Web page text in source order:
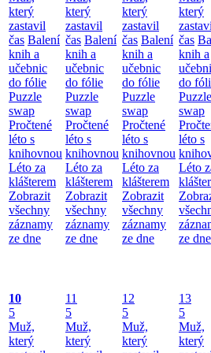
který
zastavil
čas Balení
knih a
učebnic
do fólie
Puzzle
swap
Pročtené
léto s
knihovnou
Léto za
klášterem
Zobrazit
všechny
záznamy
ze dne
který
zastavil
čas Balení
knih a
učebnic
do fólie
Puzzle
swap
Pročtené
léto s
knihovnou
Léto za
klášterem
Zobrazit
všechny
záznamy
ze dne
který
zastavil
čas Balení
knih a
učebnic
do fólie
Puzzle
swap
Pročtené
léto s
knihovnou
Léto za
klášterem
Zobrazit
všechny
záznamy
ze dne
který
čas
knih a
do
Puzzle
swap
léto s
Léto
ze dne
10
5
Muž,
který
11
5
Muž,
který
12
5
Muž,
který
13
5
Muž,
který